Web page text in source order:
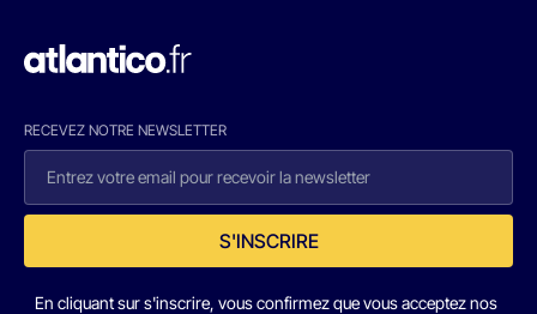
RECEVEZ NOTRE NEWSLETTER
S'INSCRIRE
En cliquant sur s'inscrire, vous confirmez que vous acceptez nos